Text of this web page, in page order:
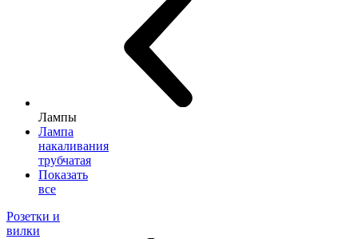
Лампы
Лампа
накаливания
трубчатая
Показать
все
Розетки и
вилки